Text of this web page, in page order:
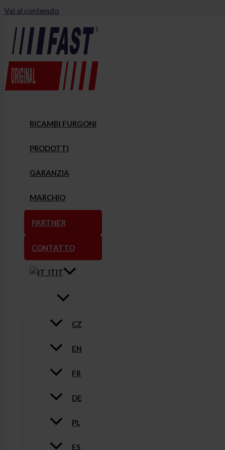
Vai al contenuto
RICAMBI FURGONI
PRODOTTI
GARANZIA
MARCHIO
PARTNER
CONTATTO
IT
CZ
EN
FR
DE
PL
ES